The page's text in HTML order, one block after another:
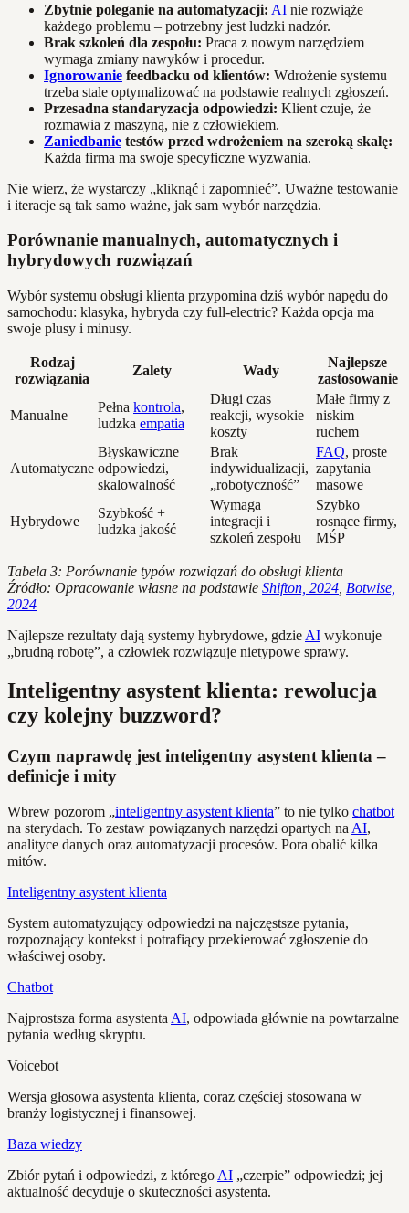
Zbytnie poleganie na automatyzacji: AI nie rozwiąże
każdego problemu – potrzebny jest ludzki nadzór.
Brak szkoleń dla zespołu: Praca z nowym narzędziem
wymaga zmiany nawyków i procedur.
Ignorowanie feedbacku od klientów: Wdrożenie systemu
trzeba stale optymalizować na podstawie realnych zgłoszeń.
Przesadna standaryzacja odpowiedzi: Klient czuje, że
rozmawia z maszyną, nie z człowiekiem.
Zaniedbanie testów przed wdrożeniem na szeroką skalę:
Każda firma ma swoje specyficzne wyzwania.
Nie wierz, że wystarczy „kliknąć i zapomnieć”. Uważne testowanie
i iteracje są tak samo ważne, jak sam wybór narzędzia.
Porównanie manualnych, automatycznych i
hybrydowych rozwiązań
Wybór systemu obsługi klienta przypomina dziś wybór napędu do
samochodu: klasyka, hybryda czy full-electric? Każda opcja ma
swoje plusy i minusy.
Rodzaj
rozwiązania
Zalety Wady
Najlepsze
zastosowanie
Manualne
Pełna kontrola,
ludzka empatia
Długi czas
reakcji, wysokie
koszty
Małe firmy z
niskim
ruchem
Automatyczne
Błyskawiczne
odpowiedzi,
skalowalność
Brak
indywidualizacji,
„robotyczność”
FAQ, proste
zapytania
masowe
Hybrydowe
Szybkość +
ludzka jakość
Wymaga
integracji i
szkoleń zespołu
Szybko
rosnące firmy,
MŚP
Tabela 3: Porównanie typów rozwiązań do obsługi klienta
Źródło: Opracowanie własne na podstawie Shifton, 2024 Botwise,
2024
Najlepsze rezultaty dają systemy hybrydowe, gdzie AI wykonuje
„brudną robotę”, a człowiek rozwiązuje nietypowe sprawy.
Inteligentny asystent klienta: rewolucja
czy kolejny buzzword?
Czym naprawdę jest inteligentny asystent klienta –
definicje i mity
Wbrew pozorom „inteligentny asystent klienta” to nie tylko chatbot
na sterydach. To zestaw powiązanych narzędzi opartych na AI,
analityce danych oraz automatyzacji procesów. Pora obalić kilka
mitów.
Inteligentny asystent klienta
System automatyzujący odpowiedzi na najczęstsze pytania,
rozpoznający kontekst i potrafiący przekierować zgłoszenie do
właściwej osoby.
Chatbot
Najprostsza forma asystenta AI, odpowiada głównie na powtarzalne
pytania według skryptu.
Voicebot
Wersja głosowa asystenta klienta, coraz częściej stosowana w
branży logistycznej i finansowej.
Baza wiedzy
Zbiór pytań i odpowiedzi, z którego AI „czerpie” odpowiedzi; jej
aktualność decyduje o skuteczności asystenta.